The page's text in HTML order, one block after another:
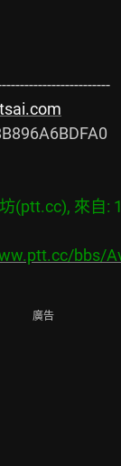
(ptt.cc), 來自:
bbs/
廣告